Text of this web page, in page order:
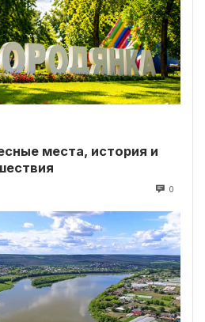
места, история и
0